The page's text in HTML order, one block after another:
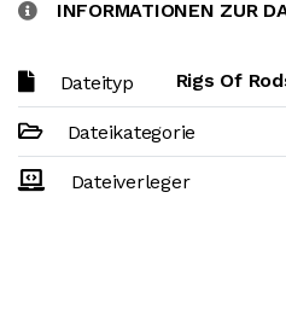
INFORMATIONEN ZUR
Dateityp Rigs Of
Dateikategorie
Dateiverleger